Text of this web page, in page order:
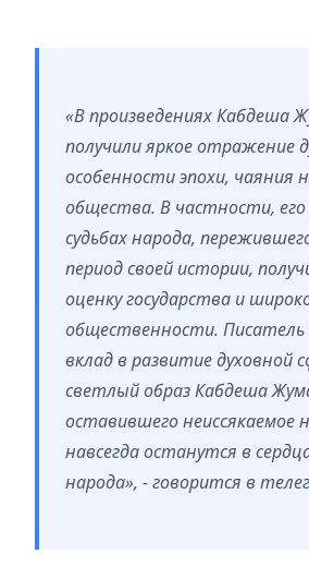
«В произведениях Кабдеша
получили яркое отражение
особенности эпохи, чаяния
общества. В частности,
судьбах народа,
период своей истории,
оценку государства и
общественности. Писатель
вклад в развитие духовной
светлый образ Кабдеша
оставившего неиссякаемое
навсегда останутся в
народа», - говорится в